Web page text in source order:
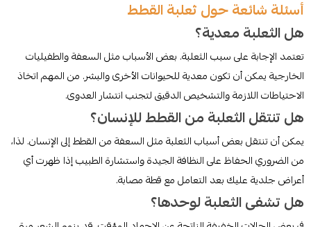
أسئلة شائعة حول ثعلبة القطط
هل الثعلبة معدية؟
تعتمد الإجابة على سبب الثعلبة. بعض الأسباب مثل السعفة والطفيليات
الخارجية يمكن أن تكون معدية للحيوانات الأخرى والبشر. من المهم اتخاذ
الاحتياطات اللازمة والتشخيص الدقيق لتجنب انتشار العدوى.
هل تنتقل الثعلبة من القطط للإنسان؟
يمكن أن تنتقل بعض أسباب الثعلبة مثل السعفة من القطط إلى الإنسان. لذا،
من الضروري الحفاظ على النظافة الجيدة واستشارة الطبيب إذا ظهرت أي
أعراض جلدية عليك بعد التعامل مع قطة مصابة.
هل تشفى الثعلبة لوحدها؟